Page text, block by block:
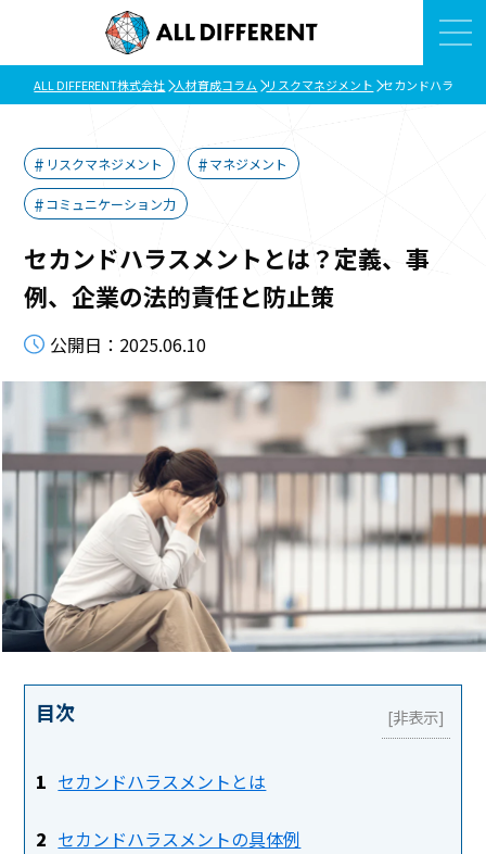
ALL DIFFERENT株式会社 人材育成コラム リスクマネジメント セカンドハラスメ
リスクマネジメント マネジメント
コミュニケーション力
セカンドハラスメントとは？定義、事
例、企業の法的責任と防止策
公開日：2025.06.10
目次
セカンドハラスメントとは
セカンドハラスメントの具体例